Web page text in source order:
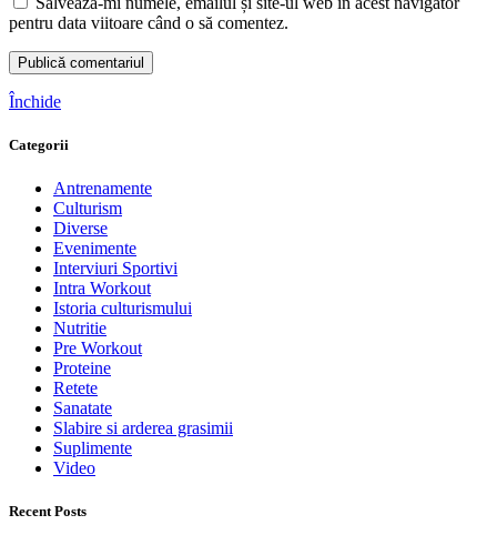
pentru data viitoare când o să comentez.
Închide
Categorii
Antrenamente
Culturism
Diverse
Evenimente
Interviuri Sportivi
Intra Workout
Istoria culturismului
Nutritie
Pre Workout
Proteine
Retete
Sanatate
Slabire si arderea grasimii
Suplimente
Video
Recent Posts